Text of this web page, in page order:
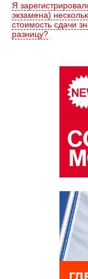
Я
экзамена)
стоимость сдачи
разницу?